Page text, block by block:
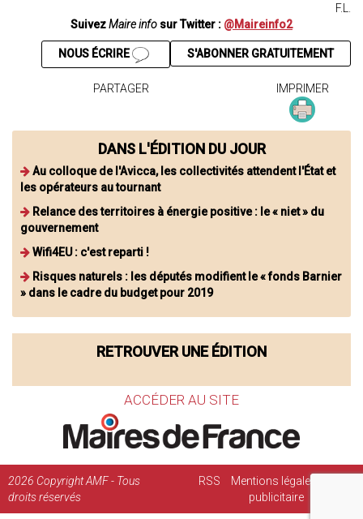
F.L.
SuivezMaire info sur Twitter : @Maireinfo2
S'ABONNER GRATUITEMENT
NOUS ÉCRIRE
PARTAGER IMPRIMER
DANS L'ÉDITION DU JOUR
Au colloque de l'Avicca, les collectivités attendent l'État et
les opérateurs au tournant
Relance des territoires à énergie positive : le « niet » du
gouvernement
Wifi4EU : c'est reparti !
Risques naturels : les députés modifient le « fonds Barnier
» dans le cadre du budget pour 2019
RETROUVER UNE ÉDITION
ACCÉDER AU SITE
2026 Copyright AMF - Tous
droits réservés
RSS Mentions légales
publicitaire